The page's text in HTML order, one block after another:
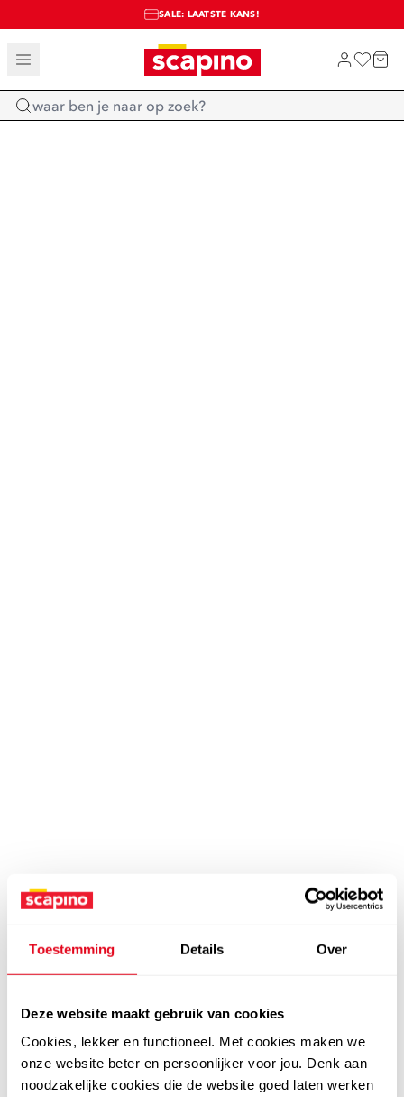
Toestemming Details Over
Deze website maakt gebruik van cookies
Cookies, lekker en functioneel. Met cookies maken we
onze website beter en persoonlijker voor jou. Denk aan
noodzakelijke cookies die de website goed laten werken
TOT 70% KORTING OP SALE
SALE: LAATSTE KANS!
SHOP NIEUW
Home